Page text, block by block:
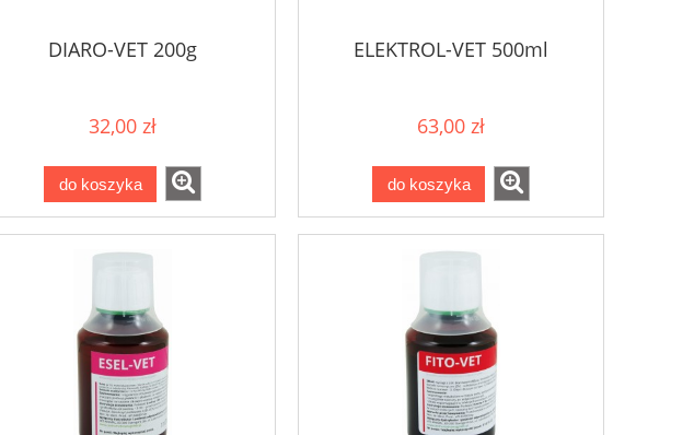
DIARO-VET 200g
32,00 zł
do koszyka
ELEKTROL-VET 500ml
63,00 zł
do koszyka